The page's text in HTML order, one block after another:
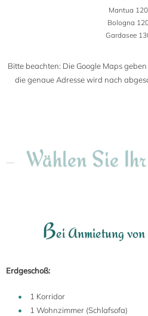
Mantua
Bologna
Gardasee
Bitte beachten: Die Google Maps
die genaue Adresse wird nach
Wählen Sie
Bei Anmietung
Erdgeschoß:
1 Korridor
1 Wohnzimmer (Schlafsofa)